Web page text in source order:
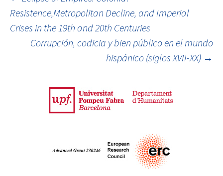
Ir a la entrada
Resistence,Metropolitan Decline, and Imperial
Crises in the 19th and 20th Centuries
Corrupción, codicia y bien público en el mundo
hispánico (siglos XVII-XX) →